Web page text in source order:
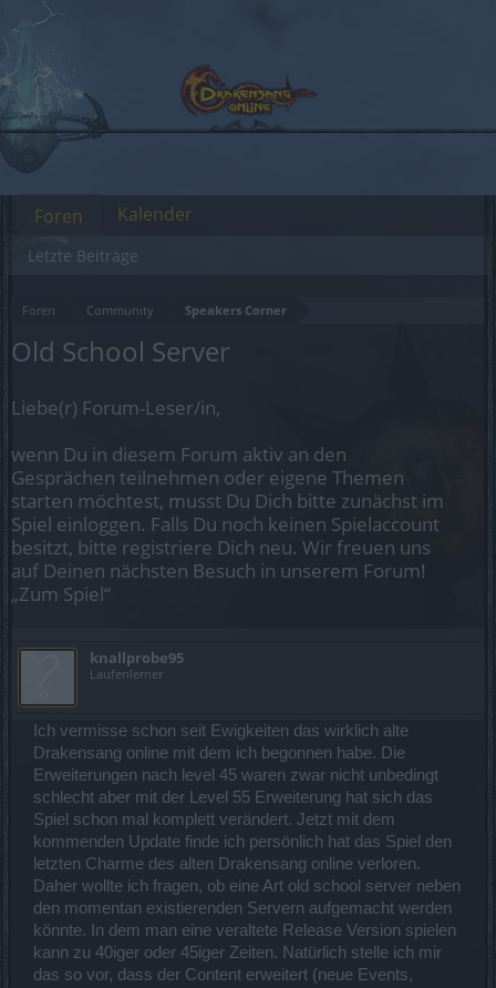
Foren Community Speakers Corner
Old School Server
Liebe(r) Forum-Leser/in,
wenn Du in diesem Forum aktiv an den
Gesprächen teilnehmen oder eigene Themen
starten möchtest, musst Du Dich bitte zunächst im
Spiel einloggen. Falls Du noch keinen Spielaccount
besitzt, bitte registriere Dich neu. Wir freuen uns
auf Deinen nächsten Besuch in unserem Forum!
„Zum Spiel“
knallprobe95
Laufenlerner
Ich vermisse schon seit Ewigkeiten das wirklich alte
Drakensang online mit dem ich begonnen habe. Die
Erweiterungen nach level 45 waren zwar nicht unbedingt
schlecht aber mit der Level 55 Erweiterung hat sich das
Spiel schon mal komplett verändert. Jetzt mit dem
kommenden Update finde ich persönlich hat das Spiel den
letzten Charme des alten Drakensang online verloren.
Daher wollte ich fragen, ob eine Art old school server neben
den momentan existierenden Servern aufgemacht werden
könnte. In dem man eine veraltete Release Version spielen
kann zu 40iger oder 45iger Zeiten. Natürlich stelle ich mir
das so vor, dass der Content erweitert (neue Events,
Foren
Letzte Beiträge
Kalender